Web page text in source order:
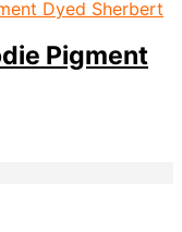
Pigment